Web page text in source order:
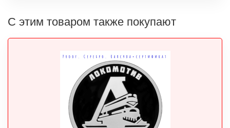
С этим товаром также покупают